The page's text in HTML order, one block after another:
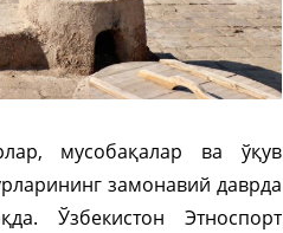
мусобақалар ва ўқув
замонавий даврда
Ўзбекистон Этноспорт